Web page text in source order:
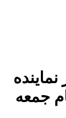
جمعه